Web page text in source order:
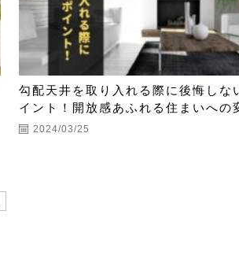
勾配天井を取り入れる際に後悔しな
イント！開放感あふれる住まいへの
2024/03/25